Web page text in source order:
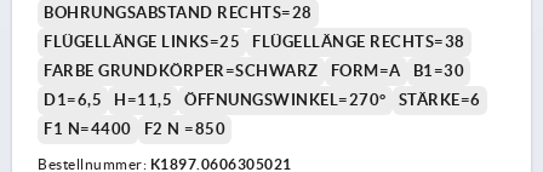
BOHRUNGSABSTAND RECHTS=28
FLÜGELLÄNGE LINKS=25
FLÜGELLÄNGE RECHTS=38
FARBE GRUNDKÖRPER=SCHWARZ
FORM=A
B1=30
D1=6,5
H=11,5 ÖFFNUNGSWINKEL=270°
STÄRKE=6
F1 N=4400
F2 N =850
Bestellnummer: K1897.0606305021